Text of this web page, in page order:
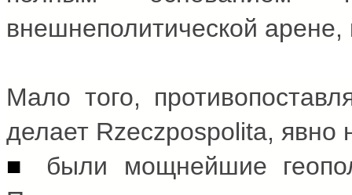
внешнеполитической арене,
Мало того,
делает Rzeczpospolita, явно
■
были мощнейшие